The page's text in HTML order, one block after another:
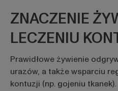
ZNACZENIE
LECZENIU
Prawidłowe żywienie
urazów, a także wsparciu
kontuzji (np. gojeniu tkanek).